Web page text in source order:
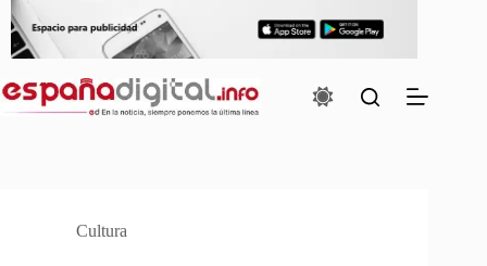
contenido
Cultura